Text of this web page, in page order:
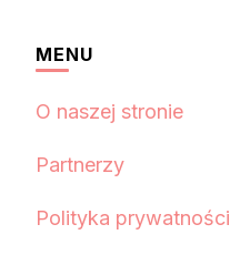
MENU
O naszej stronie
Partnerzy
Polityka prywatności